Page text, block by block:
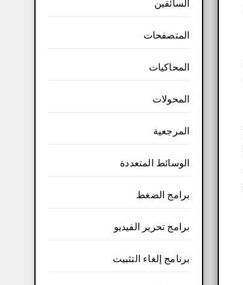
السائقين
المتصفحات
المحاكيات
المحولات
المرجعية
الوسائط المتعددة
برامج الضغط
برامج تحرير الفيديو
برنامج إلغاء التثبيت